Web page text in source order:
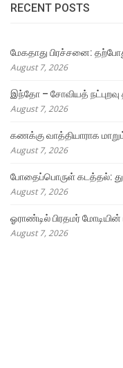
RECENT POSTS
மேகதாது பிரச்சனை:
August 7, 2026
இந்தோ – சோவியத்
August 7, 2026
கணக்கு வாத்தியாராக மாறும்
August 7, 2026
போதைப்பொருள் கடத்தல்:
August 7, 2026
ஓராண்டில் பிரதமர்
August 7, 2026